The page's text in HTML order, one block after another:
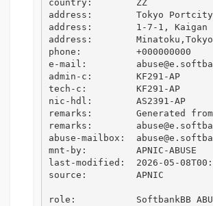
country:        ZZ
address:        Tokyo Portcity
address:        1-7-1, Kaigan
address:
phone:          +000000000
e-mail:
admin-c:        KF291-AP
tech-c:         KF291-AP
nic-hdl:        AS2391-AP
remarks:        Generated from
remarks:
abuse-mailbox:
mnt-by:         APNIC-ABUSE
last-modified:  2026-05-
source:         APNIC
role:           SoftbankBB